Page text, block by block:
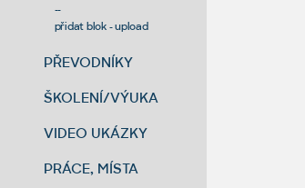
--
přidat blok - upload
PŘEVODNÍKY
ŠKOLENÍ/VÝUKA
VIDEO UKÁZKY
PRÁCE, MÍSTA